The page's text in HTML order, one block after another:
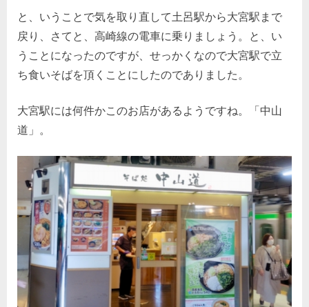
と、いうことで気を取り直して土呂駅から大宮駅まで
戻り、さてと、高崎線の電車に乗りましょう。と、い
うことになったのですが、せっかくなので大宮駅で立
ち食いそばを頂くことにしたのでありました。
大宮駅には何件かこのお店があるようですね。「中山
道」。